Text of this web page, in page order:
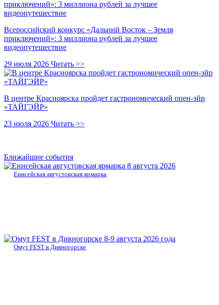
Всероссийский конкурс «Дальний Восток – Земля
приключений»: 3 миллиона рублей за лучшее
видеопутешествие
29 июля 2026 Читать >>
В центре Красноярска пройдет гастрономический опен-эйр
«ТАЙГЭЙР»
23 июля 2026 Читать >>
Ближайшие события
8 августа 2026
Енисейская августовская ярмарка
8-9 августа 2026 года
Омут FEST в Дивногорске